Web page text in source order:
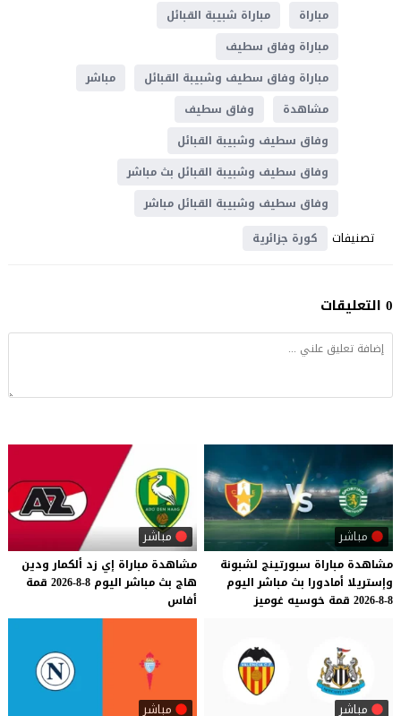
مباراة
مباراة شبيبة القبائل
مباراة وفاق سطيف
مباراة وفاق سطيف وشبيبة القبائل
مباشر
مشاهدة
وفاق سطيف
وفاق سطيف وشبيبة القبائل
وفاق سطيف وشبيبة القبائل بث مباشر
وفاق سطيف وشبيبة القبائل مباشر
تصنيفات كورة جزائرية
0 التعليقات
مباشر
مشاهدة مباراة سبورتينج لشبونة
وإستريلا أمادورا بث مباشر اليوم
8-8-2026
قمة خوسيه غوميز
مباشر
مشاهدة مباراة إي زد ألكمار ودين
هاج بث مباشر اليوم 8-8-2026
قمة
أفاس
مباشر مباشر